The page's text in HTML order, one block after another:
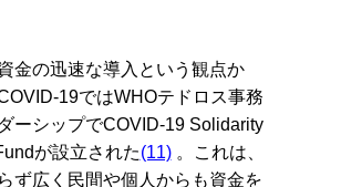
金の迅速な導入という観点か
19ではWHOテドロス事務
ーシップでCOVID-19 Solidarity
が設立された(11)。これは、
ず広く民間や個人からも資金を